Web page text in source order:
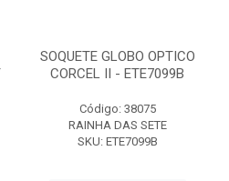
SOQUETE GLOBO OPTICO
CORCEL II - ETE7099B
Código: 38075
RAINHA DAS SETE
SKU: ETE7099B